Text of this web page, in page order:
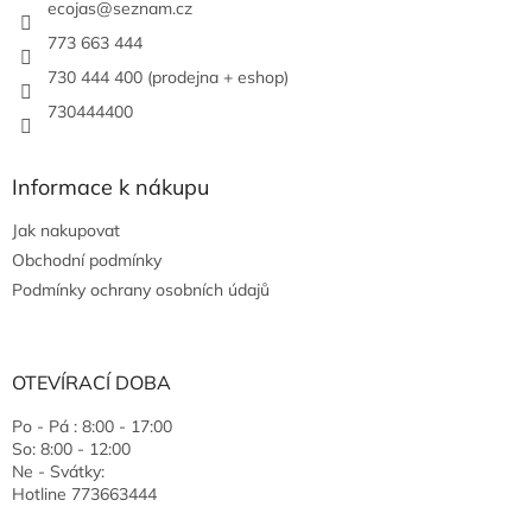
ecojas@seznam.cz
773 663 444
730 444 400 (prodejna + eshop)
730444400
Informace k nákupu
Jak nakupovat
Obchodní podmínky
Podmínky ochrany osobních údajů
OTEVÍRACÍ DOBA
Po - Pá : 8:00 - 17:00
So: 8:00 - 12:00
Ne - Svátky:
Hotline 773663444